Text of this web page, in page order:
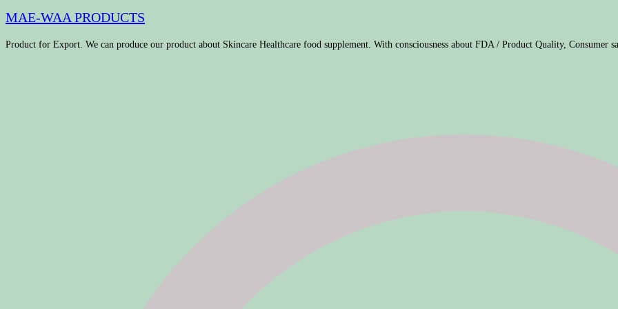
MAE-WAA PRODUCTS
Product for Export. We can produce our product about Skincare Healthcare food supplement. With consciousness about FDA / Product Quality, Consumer